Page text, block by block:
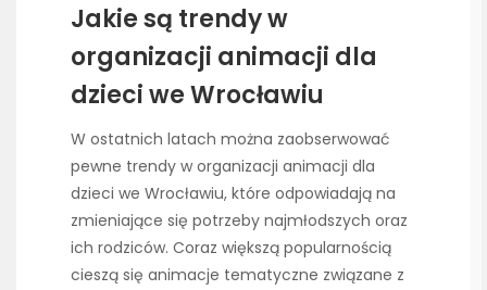
Jakie są trendy w
organizacji animacji dla
dzieci we Wrocławiu
W ostatnich latach można zaobserwować
pewne trendy w organizacji animacji dla
dzieci we Wrocławiu, które odpowiadają na
zmieniające się potrzeby najmłodszych oraz
ich rodziców. Coraz większą popularnością
cieszą się animacje tematyczne związane z